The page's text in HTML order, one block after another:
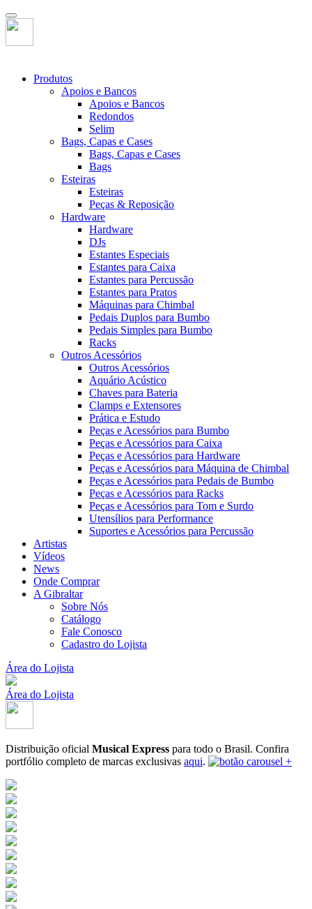
Produtos
Apoios e Bancos
Apoios e Bancos
Redondos
Selim
Bags, Capas e Cases
Bags, Capas e Cases
Bags
Esteiras
Esteiras
Peças & Reposição
Hardware
Hardware
DJs
Estantes Especiais
Estantes para Caixa
Estantes para Percussão
Estantes para Pratos
Máquinas para Chimbal
Pedais Duplos para Bumbo
Pedais Simples para Bumbo
Racks
Outros Acessórios
Outros Acessórios
Aquário Acústico
Chaves para Bateria
Clamps e Extensores
Prática e Estudo
Peças e Acessórios para Bumbo
Peças e Acessórios para Caixa
Peças e Acessórios para Hardware
Peças e Acessórios para Máquina de Chimbal
Peças e Acessórios para Pedais de Bumbo
Peças e Acessórios para Racks
Peças e Acessórios para Tom e Surdo
Utensílios para Performance
Suportes e Acessórios para Percussão
Artistas
Vídeos
News
Onde Comprar
A Gibraltar
Sobre Nós
Catálogo
Fale Conosco
Cadastro do Lojista
Área do Lojista
Área do Lojista
Distribuição oficial Musical Express para todo o Brasil. Confira
portfólio completo de marcas exclusivas aqui.